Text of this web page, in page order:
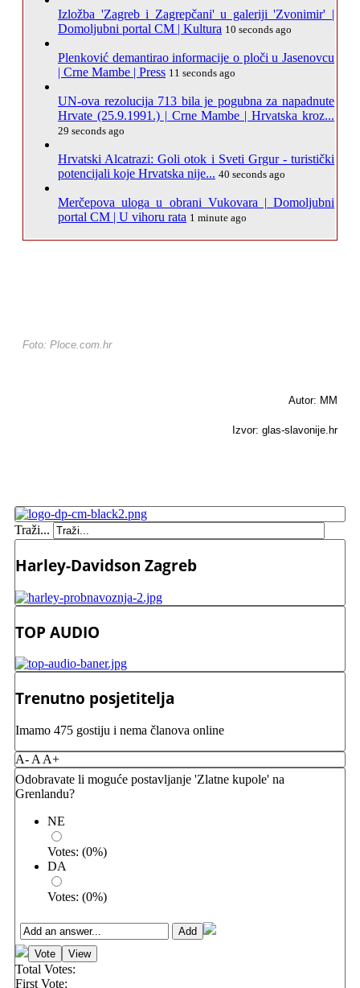
Izložba 'Zagreb i Zagrepčani' u galeriji 'Zvonimir' |
Domoljubni portal CM | Kultura 10 seconds ago
Plenković demantirao informacije o ploči u Jasenovcu
| Crne Mambe | Press 11 seconds ago
UN-ova rezolucija 713 bila je pogubna za napadnute
Hrvate (25.9.1991.) | Crne Mambe | Hrvatska kroz...
29 seconds ago
Hrvatski Alcatrazi: Goli otok i Sveti Grgur - turistički
potencijali koje Hrvatska nije... 40 seconds ago
Merčepova uloga u obrani Vukovara | Domoljubni
portal CM | U vihoru rata 1 minute ago
Foto: Ploce.com.hr
Autor: MM
Izvor: glas-slavonije.hr
Traži...
Harley-Davidson Zagreb
TOP AUDIO
Trenutno posjetitelja
Imamo 475 gostiju i nema članova online
A- A A+
Odobravate li moguće postavljanje 'Zlatne kupole' na
Grenlandu?
NE
Votes: (0%)
DA
Votes: (0%)
Total Votes:
First Vote: